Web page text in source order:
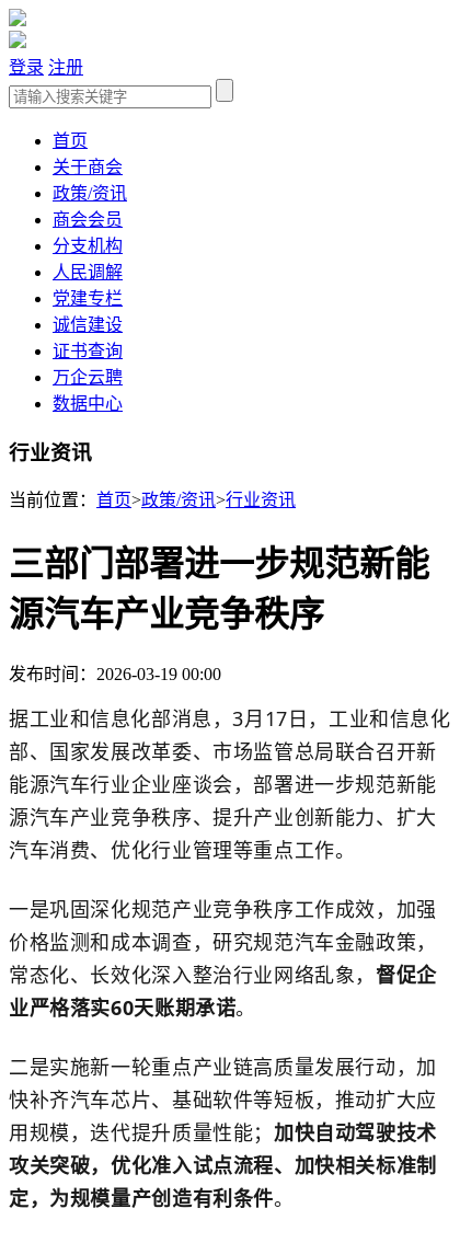
登录 注册
首页
关于商会
政策/资讯
商会会员
分支机构
人民调解
党建专栏
诚信建设
证书查询
万企云聘
数据中心
行业资讯
当前位置： 首页>政策/资讯>行业资讯
三部门部署进一步规范新能
源汽车产业竞争秩序
发布时间：2026-03-19 00:00
据工业和信息化部消息，3月17日，工业和信息化
部、国家发展改革委、市场监管总局联合召开新
能源汽车行业企业座谈会，部署进一步规范新能
源汽车产业竞争秩序、提升产业创新能力、扩大
汽车消费、优化行业管理等重点工作。
一是巩固深化规范产业竞争秩序工作成效，加强
价格监测和成本调查，研究规范汽车金融政策，
常态化、长效化深入整治行业网络乱象， 督促企
业严格落实60天账期承诺。
二是实施新一轮重点产业链高质量发展行动，加
快补齐汽车芯片、基础软件等短板，推动扩大应
用规模，迭代提升质量性能； 加快自动驾驶技术
攻关突破，优化准入试点流程、加快相关标准制
定，为规模量产创造有利条件。